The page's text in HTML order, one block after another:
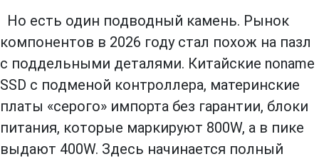
Но есть один подводный камень. Рынок
компонентов в 2026 году стал похож на пазл
с поддельными деталями. Китайские noname
SSD с подменой контроллера, материнские
платы «серого» импорта без гарантии, блоки
питания, которые маркируют 800W, а в пике
выдают 400W. Здесь начинается полный